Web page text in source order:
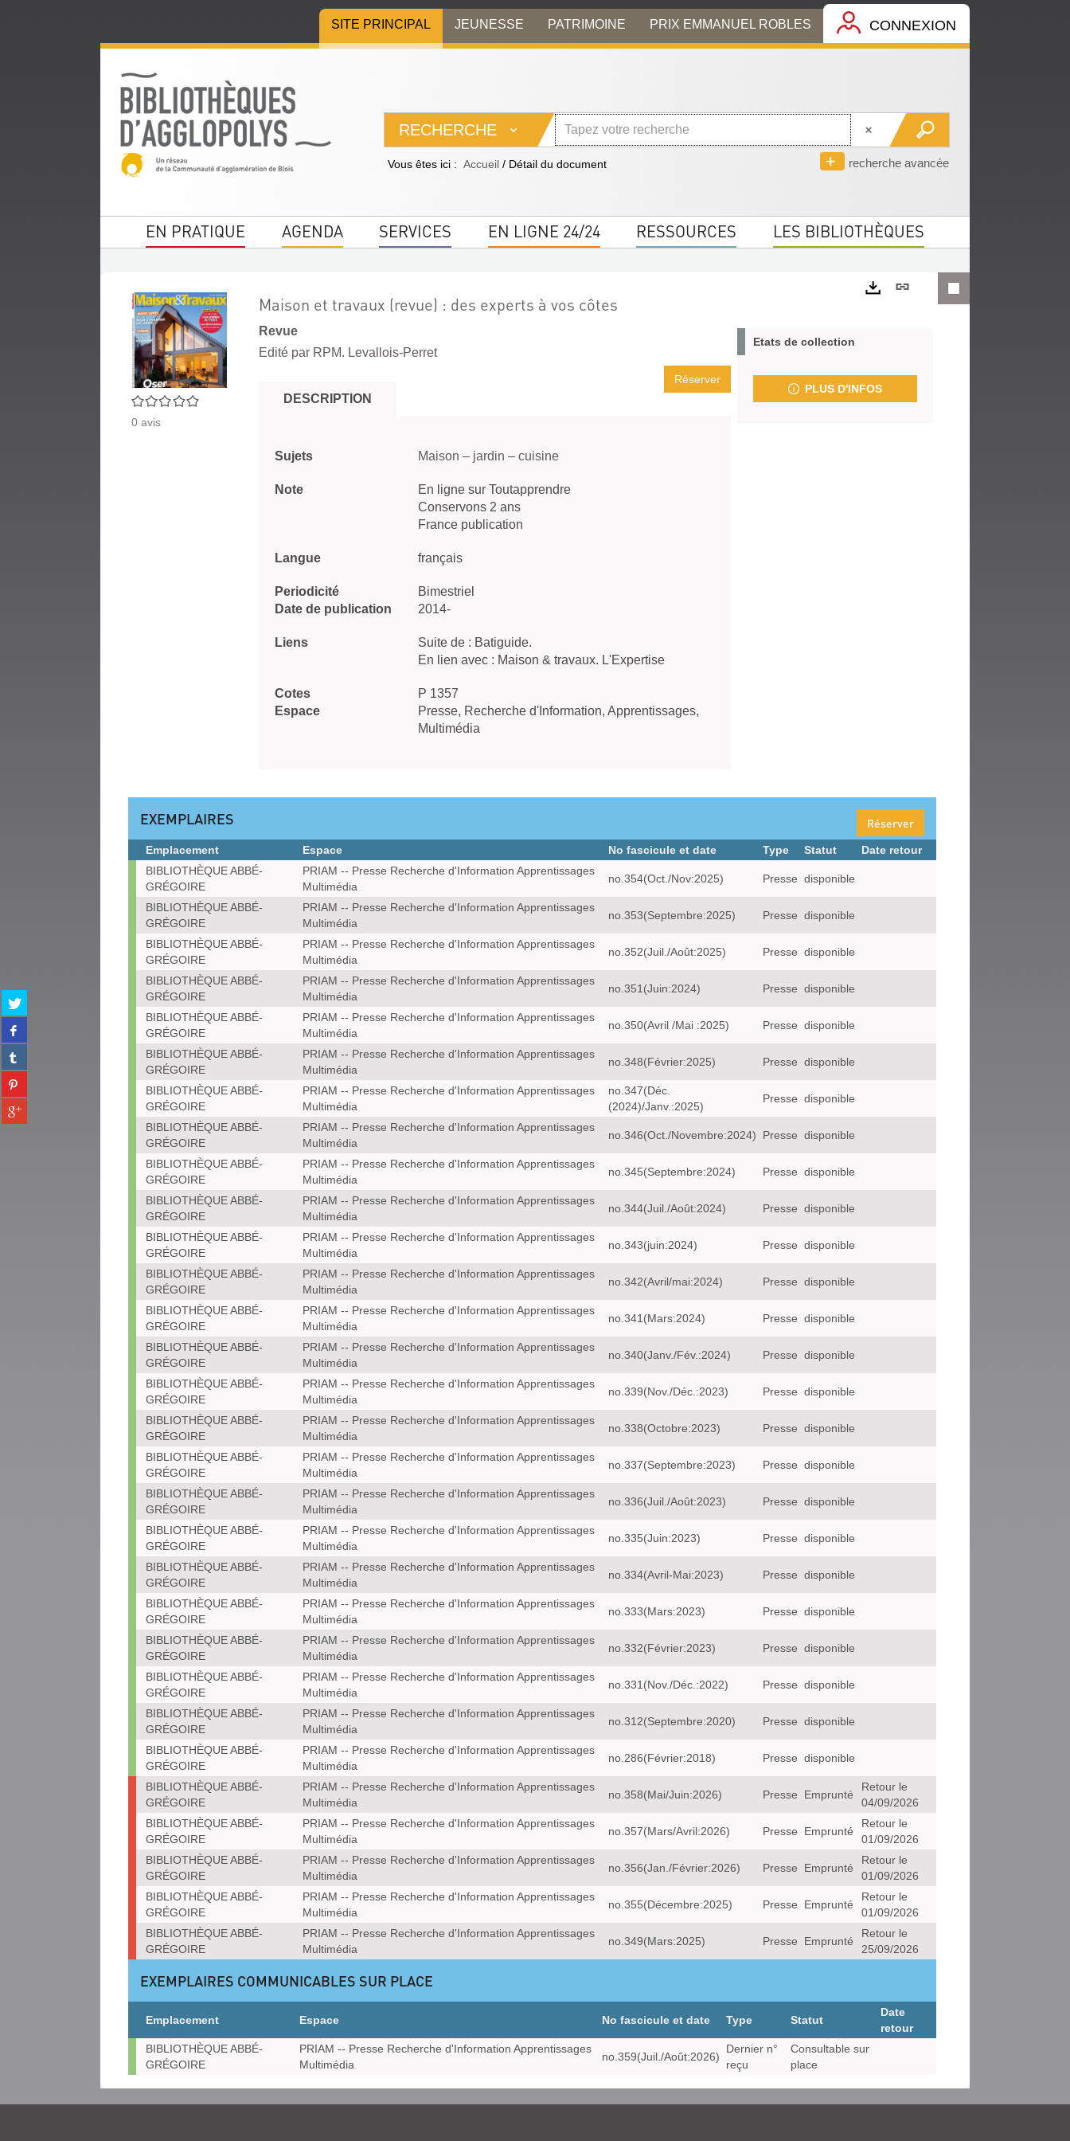
menu
contenu
la
SITE PRINCIPAL JEUNESSE PATRIMOINE PRIX EMMANUEL ROBLES CONNEXION
RECHERCHE
recherche avancée
Vous êtes ici : Accueil / Détail du document
EN PRATIQUE AGENDA SERVICES EN LIGNE 24/24 RESSOURCES LES BIBLIOTHÈQUES
Partager
sur
twitter
(Nouvelle
fenêtre)
Partager
sur
facebook
(Nouvelle
fenêtre)
Partager
sur
tumblr
(Nouvelle
fenêtre)
Partager
sur
pinterest
(Nouvelle
Partager
sur
0/5
0 avis
Maison et travaux (revue) : des experts à vos côtes
Revue
Edité par RPM. Levallois-Perret
Réserver
DESCRIPTION
Sujets Maison – jardin – cuisine
Note
En ligne sur Toutapprendre
Conservons 2 ans
France publication
Langue français
Periodicité
Bimestriel
Date de publication
2014-
Liens
Suite de : Batiguide.
En lien avec : Maison & travaux. L'Expertise
Cotes
P 1357
Espace
Presse, Recherche d'Information, Apprentissages,
Multimédia
Lien
Etats de collection
PLUS D'INFOS
EXEMPLAIRES Réserver
Exemplaires
Emplacement Espace No fascicule et date Type Statut
Date retour
BIBLIOTHÈQUE ABBÉ-
GRÉGOIRE
PRIAM -- Presse Recherche d'Information Apprentissages
Multimédia
no.354(Oct./Nov:2025) Presse disponible
BIBLIOTHÈQUE ABBÉ-
GRÉGOIRE
PRIAM -- Presse Recherche d'Information Apprentissages
Multimédia
no.353(Septembre:2025) Presse disponible
BIBLIOTHÈQUE ABBÉ-
GRÉGOIRE
PRIAM -- Presse Recherche d'Information Apprentissages
Multimédia
no.352(Juil./Août:2025) Presse disponible
BIBLIOTHÈQUE ABBÉ-
GRÉGOIRE
PRIAM -- Presse Recherche d'Information Apprentissages
Multimédia
no.351(Juin:2024) Presse disponible
BIBLIOTHÈQUE ABBÉ-
GRÉGOIRE
PRIAM -- Presse Recherche d'Information Apprentissages
Multimédia
no.350(Avril /Mai :2025) Presse disponible
BIBLIOTHÈQUE ABBÉ-
GRÉGOIRE
PRIAM -- Presse Recherche d'Information Apprentissages
Multimédia
no.348(Février:2025) Presse disponible
BIBLIOTHÈQUE ABBÉ-
GRÉGOIRE
PRIAM -- Presse Recherche d'Information Apprentissages
Multimédia
no.347(Déc.
(2024)/Janv.:2025)
Presse disponible
BIBLIOTHÈQUE ABBÉ-
GRÉGOIRE
PRIAM -- Presse Recherche d'Information Apprentissages
Multimédia
no.346(Oct./Novembre:2024) Presse disponible
BIBLIOTHÈQUE ABBÉ-
GRÉGOIRE
PRIAM -- Presse Recherche d'Information Apprentissages
Multimédia
no.345(Septembre:2024) Presse disponible
BIBLIOTHÈQUE ABBÉ-
GRÉGOIRE
PRIAM -- Presse Recherche d'Information Apprentissages
Multimédia
no.344(Juil./Août:2024) Presse disponible
BIBLIOTHÈQUE ABBÉ-
GRÉGOIRE
PRIAM -- Presse Recherche d'Information Apprentissages
Multimédia
no.343(juin:2024) Presse disponible
BIBLIOTHÈQUE ABBÉ-
GRÉGOIRE
PRIAM -- Presse Recherche d'Information Apprentissages
Multimédia
no.342(Avril/mai:2024) Presse disponible
BIBLIOTHÈQUE ABBÉ-
GRÉGOIRE
PRIAM -- Presse Recherche d'Information Apprentissages
Multimédia
no.341(Mars:2024) Presse disponible
BIBLIOTHÈQUE ABBÉ-
GRÉGOIRE
PRIAM -- Presse Recherche d'Information Apprentissages
Multimédia
no.340(Janv./Fév.:2024) Presse disponible
BIBLIOTHÈQUE ABBÉ-
GRÉGOIRE
PRIAM -- Presse Recherche d'Information Apprentissages
Multimédia
no.339(Nov./Déc.:2023) Presse disponible
BIBLIOTHÈQUE ABBÉ-
GRÉGOIRE
PRIAM -- Presse Recherche d'Information Apprentissages
Multimédia
no.338(Octobre:2023) Presse disponible
BIBLIOTHÈQUE ABBÉ-
GRÉGOIRE
PRIAM -- Presse Recherche d'Information Apprentissages
Multimédia
no.337(Septembre:2023) Presse disponible
BIBLIOTHÈQUE ABBÉ-
GRÉGOIRE
PRIAM -- Presse Recherche d'Information Apprentissages
Multimédia
no.336(Juil./Août:2023) Presse disponible
BIBLIOTHÈQUE ABBÉ-
GRÉGOIRE
PRIAM -- Presse Recherche d'Information Apprentissages
Multimédia
no.335(Juin:2023) Presse disponible
BIBLIOTHÈQUE ABBÉ-
GRÉGOIRE
PRIAM -- Presse Recherche d'Information Apprentissages
Multimédia
no.334(Avril-Mai:2023) Presse disponible
BIBLIOTHÈQUE ABBÉ-
GRÉGOIRE
PRIAM -- Presse Recherche d'Information Apprentissages
Multimédia
no.333(Mars:2023) Presse disponible
BIBLIOTHÈQUE ABBÉ-
GRÉGOIRE
PRIAM -- Presse Recherche d'Information Apprentissages
Multimédia
no.332(Février:2023) Presse disponible
BIBLIOTHÈQUE ABBÉ-
GRÉGOIRE
PRIAM -- Presse Recherche d'Information Apprentissages
Multimédia
no.331(Nov./Déc.:2022) Presse disponible
BIBLIOTHÈQUE ABBÉ-
GRÉGOIRE
PRIAM -- Presse Recherche d'Information Apprentissages
Multimédia
no.312(Septembre:2020) Presse disponible
BIBLIOTHÈQUE ABBÉ-
GRÉGOIRE
PRIAM -- Presse Recherche d'Information Apprentissages
Multimédia
no.286(Février:2018) Presse disponible
BIBLIOTHÈQUE ABBÉ-
GRÉGOIRE
PRIAM -- Presse Recherche d'Information Apprentissages
Multimédia
no.358(Mai/Juin:2026) Presse Emprunté
Retour le
04/09/2026
BIBLIOTHÈQUE ABBÉ-
GRÉGOIRE
PRIAM -- Presse Recherche d'Information Apprentissages
Multimédia
no.357(Mars/Avril:2026) Presse Emprunté
Retour le
01/09/2026
BIBLIOTHÈQUE ABBÉ-
GRÉGOIRE
PRIAM -- Presse Recherche d'Information Apprentissages
Multimédia
no.356(Jan./Février:2026) Presse Emprunté
Retour le
01/09/2026
BIBLIOTHÈQUE ABBÉ-
GRÉGOIRE
PRIAM -- Presse Recherche d'Information Apprentissages
Multimédia
no.355(Décembre:2025) Presse Emprunté
Retour le
01/09/2026
BIBLIOTHÈQUE ABBÉ-
GRÉGOIRE
PRIAM -- Presse Recherche d'Information Apprentissages
Multimédia
no.349(Mars:2025) Presse Emprunté
Retour le
25/09/2026
EXEMPLAIRES COMMUNICABLES SUR PLACE
Exemplaires
communicables
sur
Emplacement Espace No fascicule et date Type Statut
Date
retour
BIBLIOTHÈQUE ABBÉ-
GRÉGOIRE
PRIAM -- Presse Recherche d'Information Apprentissages
Multimédia
no.359(Juil./Août:2026)
Dernier n°
reçu
Consultable sur
place